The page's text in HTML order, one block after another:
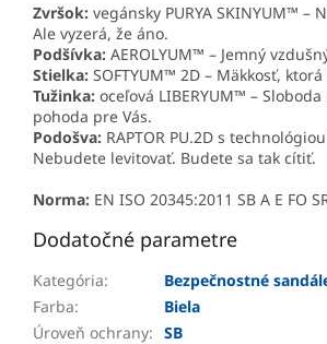
Zvršok: vegánsky PURYA SKINYUM™ –
Ale vyzerá, že áno.
Podšívka: AEROLYUM™ – Jemný
Stielka: SOFTYUM™ 2D – Mäkkosť, ktorá
Tužinka: oceľová LIBERYUM™ –
pohoda pre Vás.
Podošva: RAPTOR PU.2D s
Nebudete levitovať. Budete sa tak cítiť.
Norma: EN ISO 20345:2011 SB A E FO
Dodatočné parametre
Kategória:
Bezpečnostné
Farba:
Biela
Úroveň ochrany: SB